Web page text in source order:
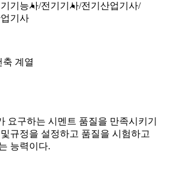
기능사 전기기사 전기산업기사
기사
축 계열
요구하는 시멘트 품질을 만족시키기
규정을 설정하고 품질을 시험하고
능력이다.